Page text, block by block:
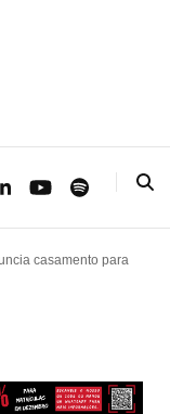
casamento para